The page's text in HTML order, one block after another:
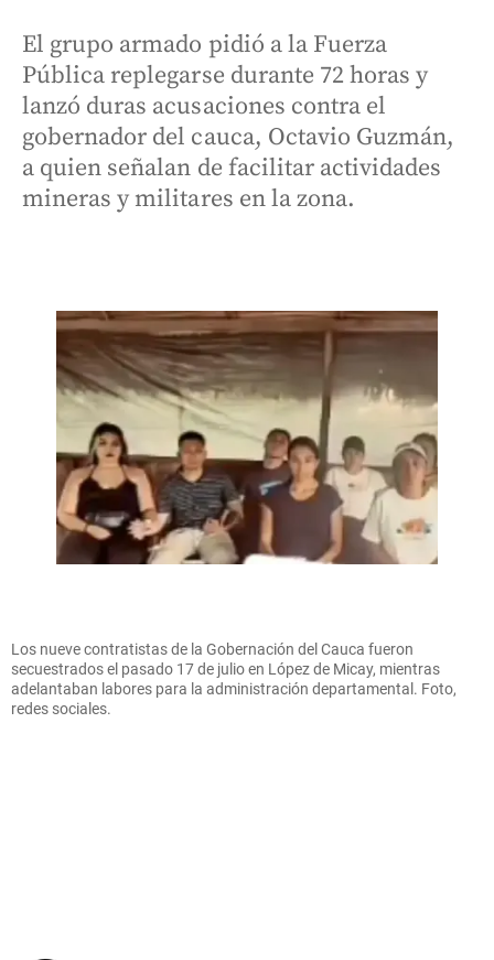
El grupo armado pidió a la Fuerza
Pública replegarse durante 72 horas y
lanzó duras acusaciones contra el
gobernador del cauca, Octavio Guzmán,
a quien señalan de facilitar actividades
mineras y militares en la zona.
Los nueve contratistas de la Gobernación del Cauca fueron
secuestrados el pasado 17 de julio en López de Micay, mientras
adelantaban labores para la administración departamental. Foto,
redes sociales.